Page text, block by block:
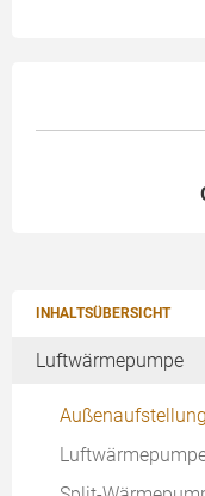
INHALTSÜBERSICHT
Luftwärmepumpe
Außenaufstellung